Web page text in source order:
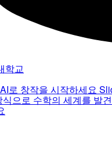
학교
로 창작을 시작하세요
으로 수학의 세계를 발